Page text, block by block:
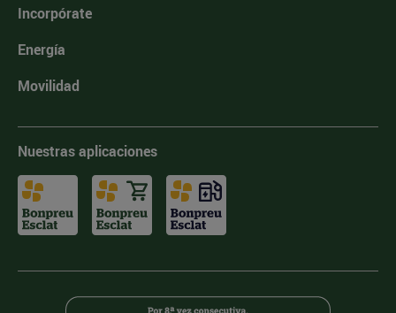
Incorpórate
Energía
Movilidad
Nuestras aplicaciones